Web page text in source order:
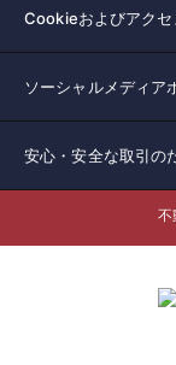
Cookieおよびアクセ
ソーシャルメディア
安心・安全な取引の
不